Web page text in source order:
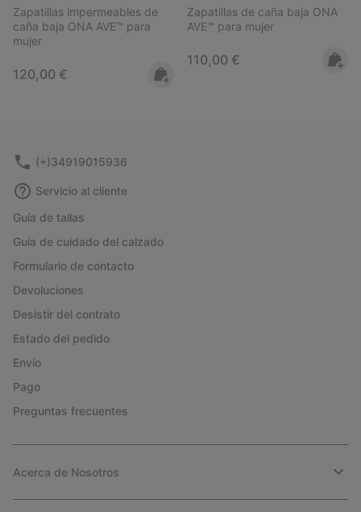
Zapatillas impermeables de
caña baja ONA AVE™ para
mujer
Regular price:
120,00 €
Zapatillas de caña baja ONA
AVE™ para mujer
Regular price:
110,00 €
(+)34919015936
Servicio al cliente
Guía de tallas
Guía de cuidado del calzado
Formulario de contacto
Devoluciones
Desistir del contrato
Estado del pedido
Envío
Pago
Preguntas frecuentes
Acerca de Nosotros